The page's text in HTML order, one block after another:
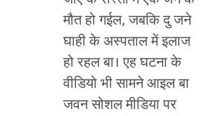
मौत हो गईल, जबकि दु जने
घाही के अस्पताल में इलाज
हो रहल बा। एह घटना के
वीडियो भी सामने आइल बा
जवन सोशल मीडिया पर